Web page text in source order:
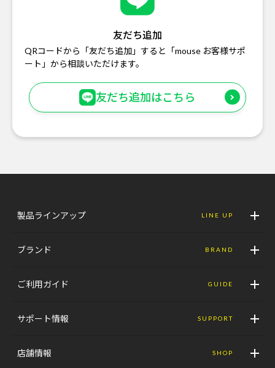
友だち追加
QRコードから「友だち追加」すると「mouse お客様サポ
ート」から相談いただけます。
友だち追加はこちら
製品ラインアップ LINE UP
ブランド BRAND
ご利用ガイド GUIDE
サポート情報 SUPPORT
店舗情報 SHOP